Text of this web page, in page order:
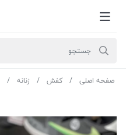
صفحه اصلی کفش زنانه